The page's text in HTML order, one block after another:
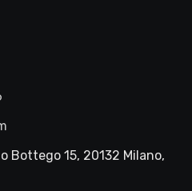
Bottego 15, 20132 Milano,